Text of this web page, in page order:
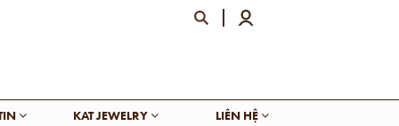
KAT JEWELRY LIÊN HỆ